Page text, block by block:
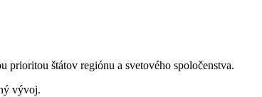
štátov regiónu a svetového spoločenstva.
vývoj.